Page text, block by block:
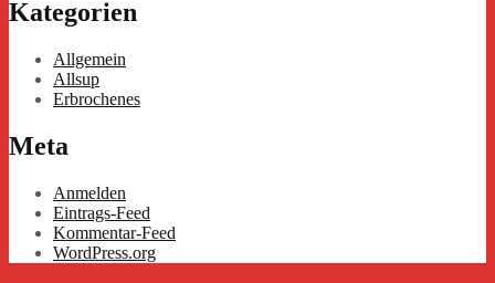
Kategorien
Allgemein
Allsup
Erbrochenes
Meta
Anmelden
Eintrags-Feed
Kommentar-Feed
WordPress.org